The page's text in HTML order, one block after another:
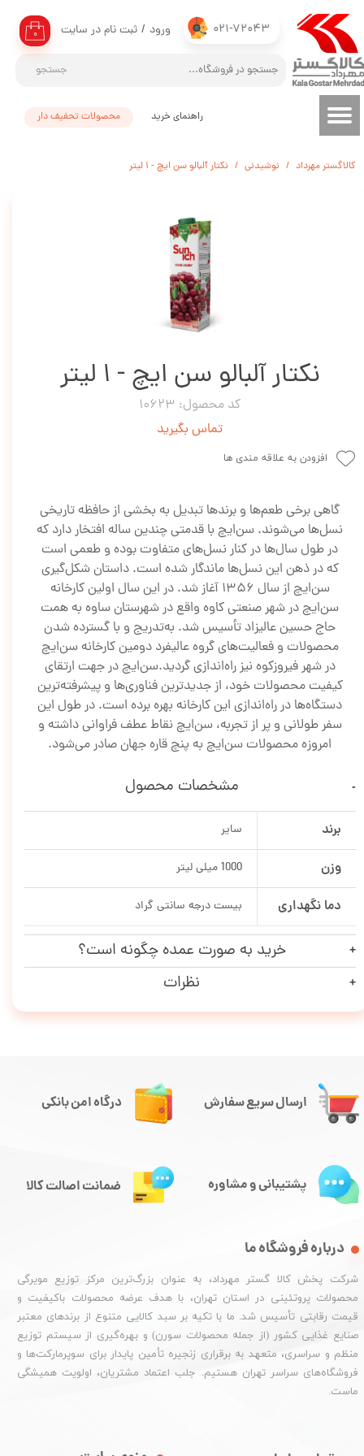
021-72043
جستجو
۰ ورود / ثبت نام در سایت
حساب کاربری من
تغییر گذر واژه
سفارشات
محصولات تحفیف دار راهنمای خرید
کالاگستر مهرداد نوشیدنی نکتار آلبالو سن ایچ - 1 لیتر
نکتار آلبالو سن ایچ - 1 لیتر
کد محصول: 10623
تماس بگیرید
افزودن به علاقه مندی ها
گاهی برخی طعم‌ها و برندها تبدیل به بخشی از حافظه تاریخی
نسل‌ها می‌شوند. سن‌ایچ با قدمتی چندین‌ ساله افتخار دارد که
در طول سال‌ها در کنار نسل‌های متفاوت بوده و طعمی است
که در ذهن این نسل‌ها ماندگار شده است. داستان شکل‌گیری
سن‌ایچ از سال 1356 آغاز شد. در این سال اولین کارخانه
سن‌ایچ در شهر صنعتی کاوه واقع در شهرستان ساوه به همت
حاج حسین عالیزاد تأسیس شد. به‌تدریج و با گسترده شدن
محصولات و فعالیت‌های گروه عالیفرد دومین کارخانه سن‌ایچ
در شهر فیروزکوه نیز راه‌اندازی گردید.سن‌ایچ در جهت ارتقای
کیفیت محصولات خود، از جدیدترین فناوری‌ها و پیشرفته‌ترین
دستگاه‌ها در راه‌اندازی این کارخانه بهره برده است. در طول این
سفر طولانی و پر از تجربه، سن‌ایچ نقاط عطف فراوانی داشته و
امروزه محصولات سن‌ایچ به پنچ قاره جهان صادر می‌شود.
مشخصات محصول
برند سایر
وزن 1000 میلی لیتر
دما نگهداری بیست درجه سانتی گراد
خرید به صورت عمده چگونه است؟
نظرات
ارسال سریع سفارش
درباره فروشگاه ما
شرکت پخش کالا گستر مهرداد، به عنوان بزرگ‌ترین مرکز توزیع مویرگی
محصولات پروتئینی در استان تهران، با هدف عرضه محصولات باکیفیت و
قیمت رقابتی تأسیس شد. ما با تکیه بر سبد کالایی متنوع از برندهای معتبر
صنایع غذایی کشور (از جمله محصولات سورن) و بهره‌گیری از سیستم توزیع
منظم و سراسری، متعهد به برقراری زنجیره تأمین پایدار برای سوپرمارکت‌ها و
فروشگاه‌های سراسر تهران هستیم. جلب اعتماد مشتریان، اولویت همیشگی
ماست.
درگاه امن بانکی
پشتیبانی و مشاوره ضمانت اصالت کالا